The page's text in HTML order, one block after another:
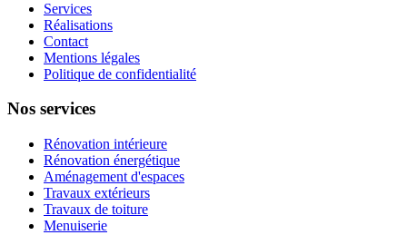
Services
Réalisations
Contact
Mentions légales
Politique de confidentialité
Nos services
Rénovation intérieure
Rénovation énergétique
Aménagement d'espaces
Travaux extérieurs
Travaux de toiture
Menuiserie